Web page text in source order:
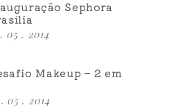
Sephora
. 05 . 2014
Makeup – 2 em
. 05 . 2014